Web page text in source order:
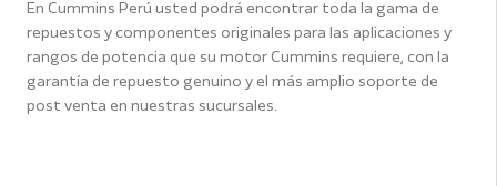
En Cummins Perú usted podrá encontrar toda la gama de
repuestos y componentes originales para las aplicaciones y
rangos de potencia que su motor Cummins requiere, con la
garantía de repuesto genuino y el más amplio soporte de
post venta en nuestras sucursales.